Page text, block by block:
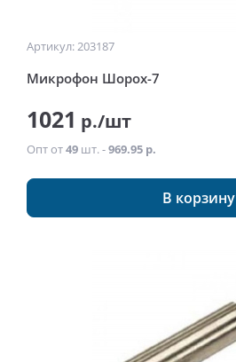
Артикул: 203187
Микрофон Шорох-7
1021 р./шт
Опт от49 шт. -969.95 р.
В корзину